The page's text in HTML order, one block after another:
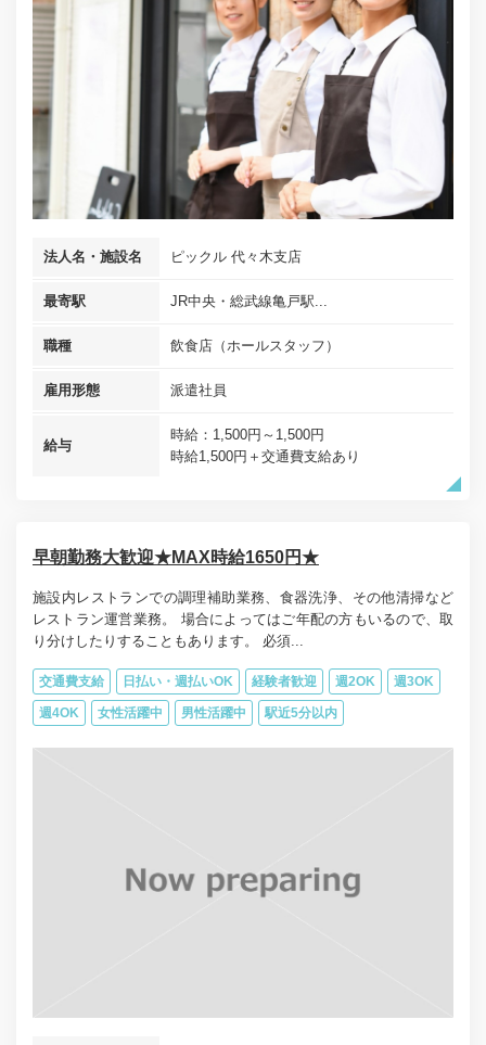
法人名・施設名 ピックル 代々木支店
最寄駅 JR中央・総武線亀戸駅...
職種 飲食店（ホールスタッフ）
雇用形態 派遣社員
給与
時給：1,500円～1,500円
時給1,500円＋交通費支給あり
早朝勤務大歓迎★MAX時給1650円★
施設内レストランでの調理補助業務、食器洗浄、その他清掃など
レストラン運営業務。 場合によってはご年配の方もいるので、取
り分けしたりすることもあります。 必須...
交通費支給 日払い・週払いOK 経験者歓迎 週2OK 週3OK
週4OK 女性活躍中 男性活躍中 駅近5分以内